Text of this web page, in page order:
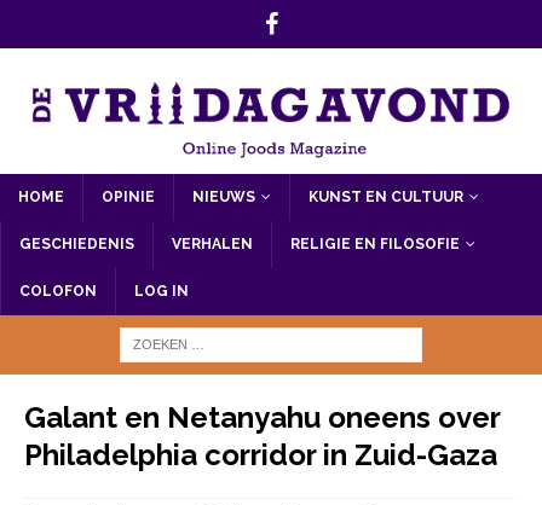
HOME OPINIE NIEUWS KUNST EN CULTUUR
GESCHIEDENIS VERHALEN RELIGIE EN FILOSOFIE
COLOFON LOG IN
Galant en Netanyahu oneens over
Philadelphia corridor in Zuid-Gaza